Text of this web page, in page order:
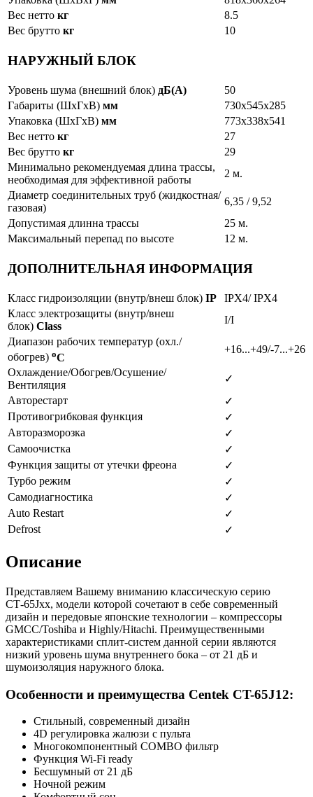
Вес нетто кг
8.5
Вес брутто кг 10
НАРУЖНЫЙ БЛОК
Уровень шума (внешний блок) дБ(А)
50
Габариты (ШxГxВ) мм
730х545х285
Упаковка (ШxГxВ) мм
773х338х541
Вес нетто кг
27
Вес брутто кг
29
Минимально рекомендуемая длина трассы,
необходимая для эффективной работы
2 м.
Диаметр соединительных труб (жидкостная/
газовая)
6,35 / 9,52
Допустимая длинна трассы
25 м.
Максимальный перепад по высоте
12 м.
ДОПОЛНИТЕЛЬНАЯ ИНФОРМАЦИЯ
Класс гидроизоляции (внутр/внеш блок) IP
IPX4/ IPX4
Класс электрозащиты (внутр/внеш
блок) Class
I/I
Диапазон рабочих температур (охл./
обогрев) oC
+16...+49/-7...+26
Охлаждение/Обогрев/Осушение/
Вентиляция
✓
Авторестарт
✓
Противогрибковая функция
✓
Авторазморозка
✓
Самоочистка
✓
Функция защиты от утечки фреона
✓
Турбо режим
✓
Самодиагностика
✓
Auto Restart
✓
Defrost
✓
Описание
Представляем Вашему вниманию классическую серию
СТ-65Jхх, модели которой сочетают в себе современный
дизайн и передовые японские технологии – компрессоры
GMCC/Toshiba и Highly/Hitachi. Преимущественными
характеристиками сплит-систем данной серии являются
низкий уровень шума внутреннего бока – от 21 дБ и
шумоизоляция наружного блока.
Особенности и преимущества Centek CT-65J12:
Стильный, современный дизайн
4D регулировка жалюзи с пульта
Многокомпонентный COMBO фильтр
Функция Wi-Fi ready
Бесшумный от 21 дБ
Ночной режим